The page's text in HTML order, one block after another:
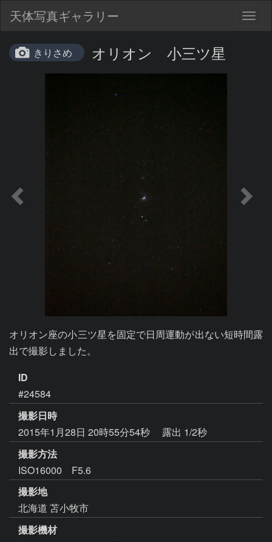
天体写真ギャラリー
きりさめ オリオン 小三ツ星
オリオン座の小三ツ星を固定で日周運動が出ない短時間露
出で撮影しました。
ID
#24584
撮影日時
2015年1月28日 20時55分54秒
露出 1/2秒
撮影方法
ISO16000 F5.6
撮影地
北海道 苫小牧市
撮影機材